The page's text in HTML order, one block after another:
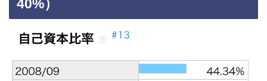
40%）